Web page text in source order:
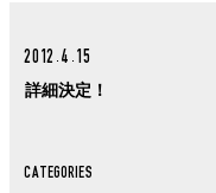
2012.4.15
詳細決定！
CATEGORIES